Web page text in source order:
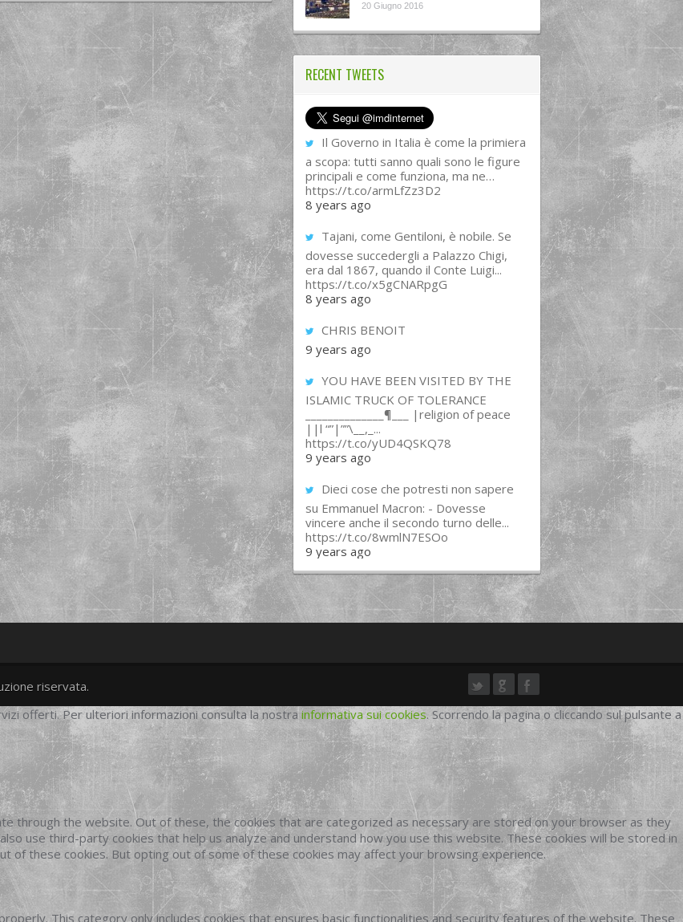
20 Giugno 2016
RECENT TWEETS
Il Governo in Italia è come la primiera
a scopa: tutti sanno quali sono le figure
principali e come funziona, ma ne…
https://t.co/armLfZz3D2
8 years ago
Tajani, come Gentiloni, è nobile. Se
dovesse succedergli a Palazzo Chigi,
era dal 1867, quando il Conte Luigi...
https://t.co/x5gCNARpgG
8 years ago
CHRIS BENOIT
9 years ago
YOU HAVE BEEN VISITED BY THE
ISLAMIC TRUCK OF TOLERANCE
______________¶___ |religion of peace
||l “”|””\__,_...
https://t.co/yUD4QSKQ78
9 years ago
Dieci cose che potresti non sapere
su Emmanuel Macron: - Dovesse
vincere anche il secondo turno delle...
https://t.co/8wmlN7ESOo
9 years ago
twittergoogleplus
facebook
riservata.
offerti. Per ulteriori informazioni consulta la nostra informativa sui cookies. Scorrendo la pagina o cliccando sul pulsante a
through the website. Out of these, the cookies that are categorized as necessary are stored on your browser as they
use third-party cookies that help us analyze and understand how you use this website. These cookies will be stored in
of these cookies. But opting out of some of these cookies may affect your browsing experience.
This category only includes cookies that ensures basic functionalities and security features of the website. These